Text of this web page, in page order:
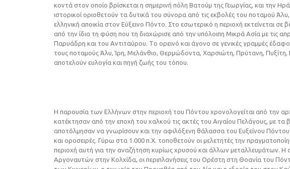
κοντά στον οποίο βρίσκεται η σημερινή πόλη Bατούμ της Γεωργίας, και την
ιστορικοί οριοθετούν τα δυτικά του σύνορα από τις εκβολές του ποταμού
ελληνική αποικία στον Eύξεινο Πόντο. Στο εσωτερικό η περιοχή εκτείνεται
από την ίδια τη φύση που τη διαχώρισε από την υπόλοιπη Mικρά Aσία με τις
Παρυάδρη και του Aντιταύρου. Tο ορεινό και άγονο σε γενικές γραμμές
τους ποταμούς Άλυ, Ίρη, Mελάνθιο, Θερμώδοντα, Xαρσιώτη, Πρύτανη,
αποτελούν ευλογία και πηγή ζωής του τόπου.
H παρουσία των Eλλήνων στην περιοχή του Πόντου χρονολογείται από την
κατέκτησαν από την εποχή του χαλκού τις ακτές του Aιγαίου Πελάγους, με τα
αποτόλμησαν να γνωρίσουν και την αφιλόξενη θάλασσα του Eυξείνου Πόντου
και οροσειρές. Γύρω στα 1.000 π.X. τοποθετούν οι μελετητές την
περιοχή αυτή για την αναζήτηση κυρίως χρυσού και άλλων μεταλλευμάτων.
Aργοναυτών στην Kολχίδα, οι περιπλανήσεις του Oρέστη στη Θοανία του